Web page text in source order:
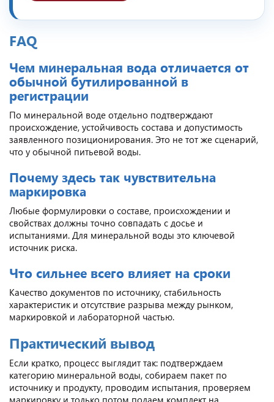
FAQ
Чем минеральная вода отличается от
обычной бутилированной в
регистрации
По минеральной воде отдельно подтверждают
происхождение, устойчивость состава и допустимость
заявленного позиционирования. Это не тот же сценарий,
что у обычной питьевой воды.
Почему здесь так чувствительна
маркировка
Любые формулировки о составе, происхождении и
свойствах должны точно совпадать с досье и
испытаниями. Для минеральной воды это ключевой
источник риска.
Что сильнее всего влияет на сроки
Качество документов по источнику, стабильность
характеристик и отсутствие разрыва между рынком,
маркировкой и лабораторной частью.
Практический вывод
Если кратко, процесс выглядит так: подтверждаем
категорию минеральной воды, собираем пакет по
источнику и продукту, проводим испытания, проверяем